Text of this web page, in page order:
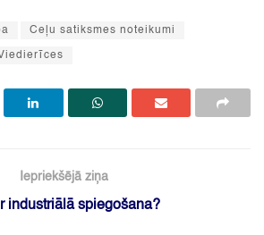
Ceļu satiksmes noteikumi
Iepriekšējā ziņa
industriālā spiegošana?